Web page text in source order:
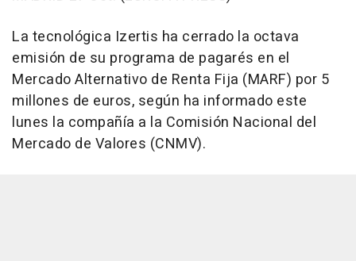
La tecnológica Izertis ha cerrado la octava
emisión de su programa de pagarés en el
Mercado Alternativo de Renta Fija (MARF) por 5
millones de euros, según ha informado este
lunes la compañía a la Comisión Nacional del
Mercado de Valores (CNMV).